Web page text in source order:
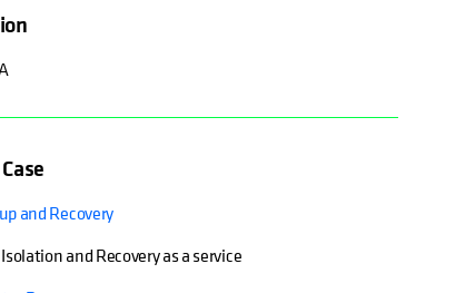
and Recovery
and Recovery as a service